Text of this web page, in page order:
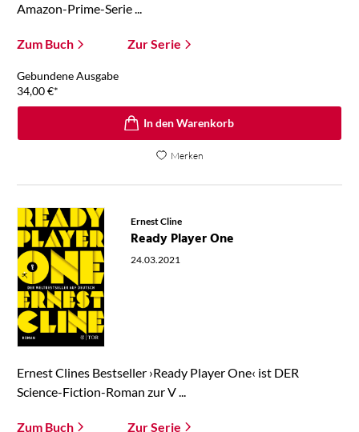
Amazon-Prime-Serie ...
Zum Buch Zur Serie
Gebundene Ausgabe
34,00€*
In den Warenkorb
Merken
Ernest Cline
Ready Player One
24.03.2021
Ernest Clines Bestseller ›Ready Player One‹ ist DER
Science-Fiction-Roman zur V ...
Zum Buch Zur Serie